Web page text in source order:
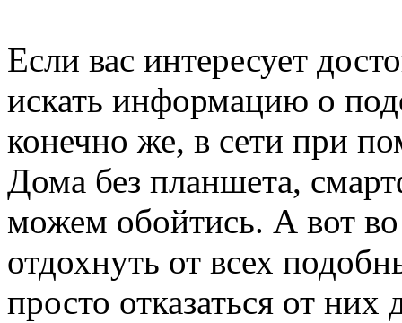
Если вас интересует
искать информацию о
конечно же, в сети при
Дома без планшета,
можем обойтись. А вот во
отдохнуть от всех
просто отказаться от